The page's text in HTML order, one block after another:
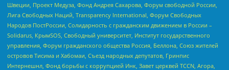
Швеции, Проект Медуза, Фонд Андрея Сахарова, Форум свободной России,
Лига Свободных Наций, Transparеncy International, Форум Свободных
Народов ПостРоссии, Солидарность с гражданским движением в России –
Solidarus, КрымSOS, Свободный университет, Институт государственного
управления, Форум гражданского общества Россия, Беллона, Союз жителей
островов Тисима и Хабомаи, Съезд народных депутатов, Гринпис
Интернешнл, Фонд борьбы с коррупцией Инк, Завет церквей TCCN, Агора,